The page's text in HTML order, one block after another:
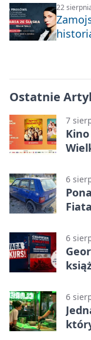
22
Ostatnie
7
6
6
6